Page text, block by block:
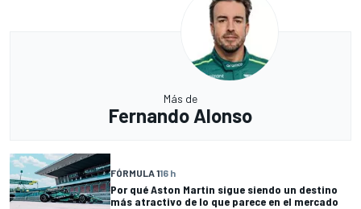
Más de
Fernando Alonso
FÓRMULA 116 h
Por qué Aston Martin sigue siendo un destino
más atractivo de lo que parece en el mercado